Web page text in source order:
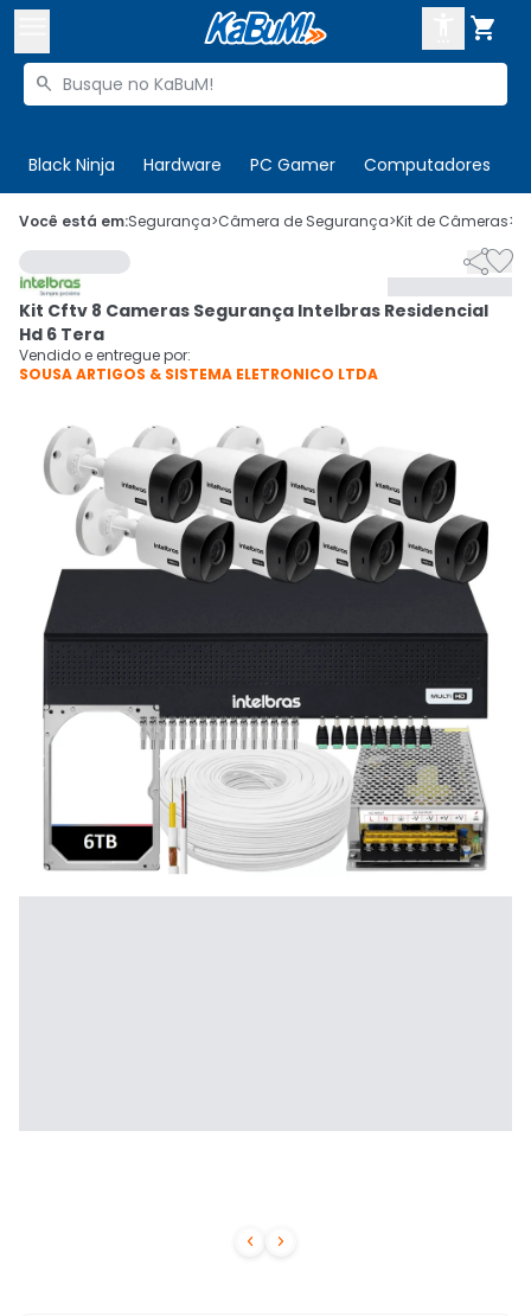

Buscar produtos

Black Ninja Hardware PC Gamer Computadores
 Olá. Acesse sua conta
 Departamentos
Cupons
Mais Vendidos
Ativar tradutor em libras
CADASTRE-SE
Você está em:Segurança>Câmera de Segurança>Kit de Câmeras>
 

Kit Cftv 8 Cameras Segurança Intelbras Residencial
Hd 6 Tera
Vendido e entregue por:
SOUSA ARTIGOS & SISTEMA ELETRONICO LTDA